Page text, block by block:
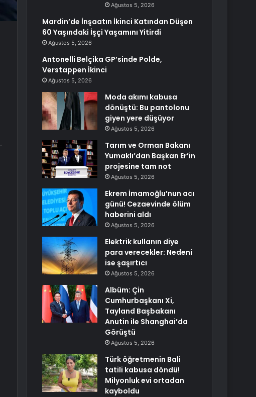
Ağustos 5, 2026
Mardin’de İnşaatın İkinci Katından Düşen
60 Yaşındaki İşçi Yaşamını Yitirdi
Ağustos 5, 2026
Antonelli Belçika GP’sinde Polde,
Verstappen İkinci
Ağustos 5, 2026
Moda akımı kabusa
dönüştü: Bu pantolonu
giyen yere düşüyor
Ağustos 5, 2026
Tarım ve Orman Bakanı
Yumaklı’dan Başkan Er’in
projesine tam not
Ağustos 5, 2026
Ekrem İmamoğlu’nun acı
günü! Cezaevinde ölüm
haberini aldı
Ağustos 5, 2026
Elektrik kullanın diye
para verecekler: Nedeni
ise şaşırtıcı
Ağustos 5, 2026
Albüm: Çin
Cumhurbaşkanı Xi,
Tayland Başbakanı
Anutin ile Shanghai’da
Görüştü
Ağustos 5, 2026
Türk öğretmenin Bali
tatili kabusa döndü!
Milyonluk evi ortadan
kayboldu